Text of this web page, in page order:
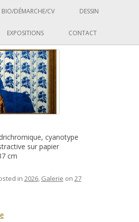
BIO/DÉMARCHE/CV DESSIN
EXPOSITIONS CONTACT
cyanotype
sur papier
cm
in 2026, Galerie on 27